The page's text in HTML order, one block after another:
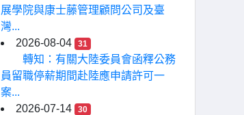
展學院與康士藤管理顧問公司及臺
灣...
2026-08-04
31
轉知：有關大陸委員會函釋公務
員留職停薪期間赴陸應申請許可一
案...
2026-07-14
30